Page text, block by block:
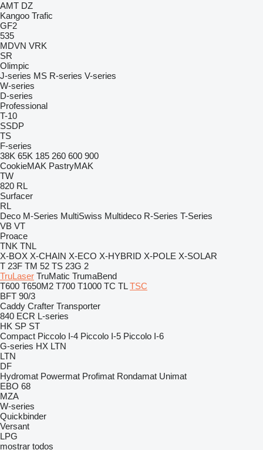
AMT DZ
Kangoo Trafic
GF2
535
MDVN VRK
SR
Olimpic
J-series MS R-series V-series
W-series
D-series
Professional
T-10
SSDP
TS
F-series
38K 65K 185 260 600 900
CookieMAK PastryMAK
TW
820 RL
Surfacer
RL
Deco M-Series MultiSwiss Multideco R-Series T-Series
VB VT
Proace
TNK TNL
X-BOX X-CHAIN X-ECO X-HYBRID X-POLE X-SOLAR
T 23F TM 52 TS 23G 2
TruLaser TruMatic TrumaBend
T600 T650M2 T700 T1000 TC TL TSC
BFT 90/3
Caddy Crafter Transporter
840 ECR L-series
HK SP ST
Compact Piccolo I-4 Piccolo I-5 Piccolo I-6
G-series HX LTN
LTN
DF
Hydromat Powermat Profimat Rondamat Unimat
EBO 68
MZA
W-series
Quickbinder
Versant
LPG
mostrar todos